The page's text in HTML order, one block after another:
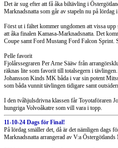
Det är sug efter att få åka biltävling i
Marknadsnatta som går av stapeln nu på lördag
Först ut i fältet kommer ungdomen att vissa
att åka finalen Kamasa-Marknadsnatta. Det
Coupe samt Ford Mustang Ford Falcon Sprint.
Pelle favorit
Fjolårssegraren Per Arne Sääw från
räknas lite som favorit till totalsegern i
Johansson Kinds MK båda i var sin potent
som båda vunnit tävlingen tidigare samt
I den tvåhjulsdrivna klassen får Toyotaföraren
hungriga Volvoåkatre som vill vara i topp.
11-10-24 Dags för Final!
På lördag smäller det, då är det nämligen
Marknadsnatta arrangerad av V:a